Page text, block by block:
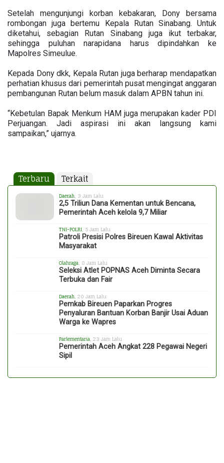
Setelah mengunjungi korban kebakaran, Dony bersama
rombongan juga bertemu Kepala Rutan Sinabang. Untuk
diketahui, sebagian Rutan Sinabang juga ikut terbakar,
sehingga puluhan narapidana harus dipindahkan ke
Mapolres Simeulue.
Kepada Dony dkk, Kepala Rutan juga berharap mendapatkan
perhatian khusus dari pemerintah pusat mengingat anggaran
pembangunan Rutan belum masuk dalam APBN tahun ini.
“Kebetulan Bapak Menkum HAM juga merupakan kader PDI
Perjuangan. Jadi aspirasi ini akan langsung kami
sampaikan,” ujarnya.
Terbaru Terkait
Daerah , 3 Jam Lalu
2,5 Triliun Dana Kementan untuk Bencana,
Pemerintah Aceh kelola 9,7 Miliar
TNI-POLRI , 5 Jam Lalu
Patroli Presisi Polres Bireuen Kawal Aktivitas
Masyarakat
Olahraga , 8 Jam Lalu
Seleksi Atlet POPNAS Aceh Diminta Secara
Terbuka dan Fair
Daerah , 20 Jam Lalu
Pemkab Bireuen Paparkan Progres
Penyaluran Bantuan Korban Banjir Usai Aduan
Warga ke Wapres
Parlementaria , 23 Jam Lalu
Pemerintah Aceh Angkat 228 Pegawai Negeri
Sipil